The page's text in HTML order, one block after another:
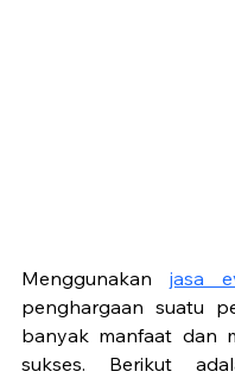
Menggunakan jasa
penghargaan suatu
banyak manfaat dan
sukses. Berikut